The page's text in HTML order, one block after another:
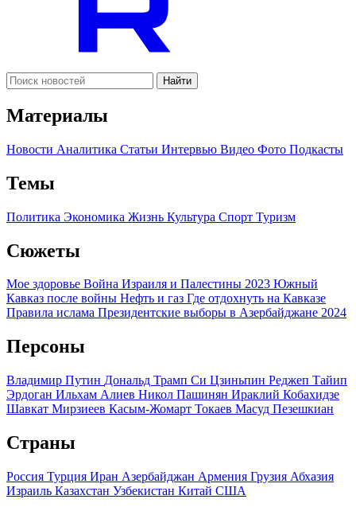
Найти
Материалы
Новости Аналитика Статьи Интервью Видео Фото Подкасты
Темы
Политика Экономика Жизнь Культура Спорт Туризм
Сюжеты
Мое здоровье Война Израиля и Палестины 2023 Южный
Кавказ после войны Нефть и газ Где отдохнуть на Кавказе
Правила ислама Президентские выборы в Азербайджане 2024
Персоны
Владимир Путин Дональд Трамп Си Цзиньпин Реджеп Тайип
Эрдоган Ильхам Алиев Никол Пашинян Ираклий Кобахидзе
Шавкат Мирзиеев Касым-Жомарт Токаев Масуд Пезешкиан
Страны
Россия Турция Иран Азербайджан Армения Грузия Абхазия
Израиль Казахстан Узбекистан Китай США